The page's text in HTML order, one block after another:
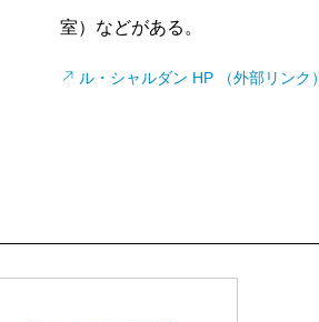
室）などがある。
ル・シャルダン HP （外部リンク）